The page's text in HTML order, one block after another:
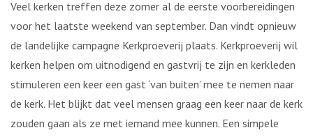
Veel kerken treffen deze zomer al de eerste voorbereidingen
voor het laatste weekend van september. Dan vindt opnieuw
de landelijke campagne Kerkproeverij plaats. Kerkproeverij wil
kerken helpen om uitnodigend en gastvrij te zijn en kerkleden
stimuleren een keer een gast ‘van buiten’ mee te nemen naar
de kerk. Het blijkt dat veel mensen graag een keer naar de kerk
zouden gaan als ze met iemand mee kunnen. Een simpele